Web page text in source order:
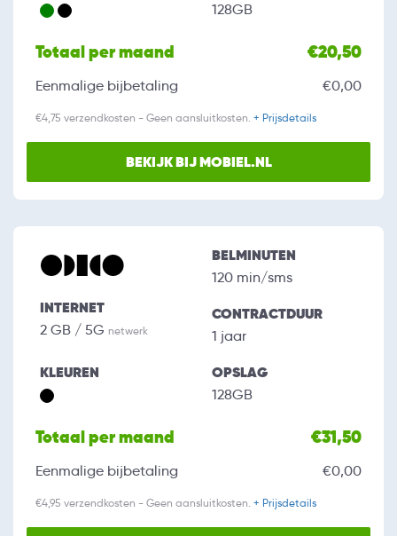
128GB
Totaal per maand €20,50
Eenmalige bijbetaling €0,00
€4,75 verzendkosten - Geen aansluitkosten. + Prijsdetails
BEKIJK BIJ MOBIEL.NL
INTERNET
2 GB / 5G netwerk
BELMINUTEN
120 min/sms
CONTRACTDUUR
1 jaar
KLEUREN OPSLAG
128GB
Totaal per maand €31,50
Eenmalige bijbetaling €0,00
€4,95 verzendkosten - Geen aansluitkosten. + Prijsdetails